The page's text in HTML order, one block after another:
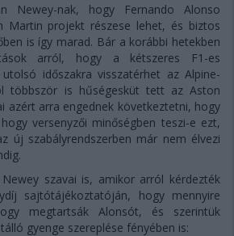
Newey-nak, hogy Fernando Alonso
Martin projekt részese lehet, és biztos
is így marad. Bár a korábbi hetekben
arról, hogy a kétszeres F1-es
időszakra visszatérhet az Alpine-
többször is hűségesküt tett az Aston
azért arra engednek következtetni, hogy
versenyzői minőségben teszi-e ezt,
új szabályrendszerben már nem élvezi
szavai is, amikor arról kérdezték
sajtótájékoztatóján, hogy mennyire
megtartsák Alonsót, és szerintük
gyenge szereplése fényében is: